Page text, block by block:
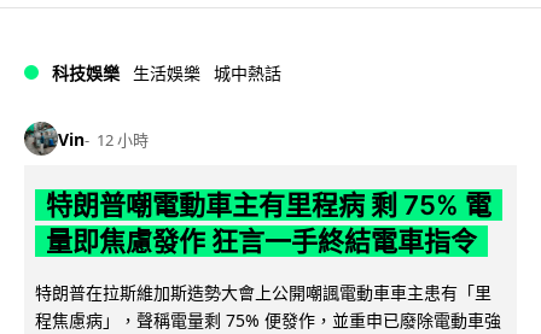
科技娛樂 生活娛樂 城中熱話
Vin 12 小時
特朗普嘲電動車主有里程病 剩 75% 電
量即焦慮發作 狂言一手終結電車指令
特朗普在拉斯維加斯造勢大會上公開嘲諷電動車車主患有「里
程焦慮病」，聲稱電量剩 75% 便發作，並重申已廢除電動車強